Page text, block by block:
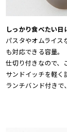
しっかり食べたい
パスタやオムライス
も対応できる容量。
仕切り付きなので、
サンドイッチを軽く
ランチバンド付きで